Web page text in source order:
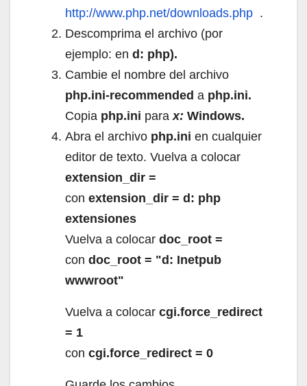
http://www.php.net/downloads.php .
Descomprima el archivo (por
ejemplo: en d: php).
Cambie el nombre del archivo
php.ini-recommended a php.ini.
Copia php.ini parax: Windows.
Abra el archivo php.ini en cualquier
editor de texto. Vuelva a colocar
extension_dir =
con extension_dir = d: php
extensiones
Vuelva a colocar doc_root =
con doc_root = "d: Inetpub
wwwroot"
Vuelva a colocar cgi.force_redirect
= 1
con cgi.force_redirect = 0